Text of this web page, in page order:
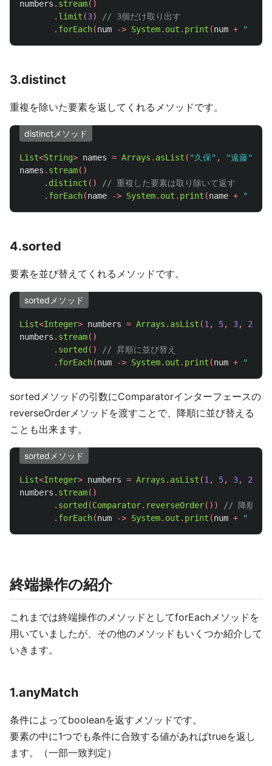
numbers . stream()
. limit (3)
// 3個だけ取り出す
. forEach(num -> System. out . print (num + " "
3.distinct
重複を除いた要素を返してくれるメソッドです。
distinctメソッド
List<String> names = Arrays . asList ( "久保" , "遠藤"
names . stream()
. distinct ()
// 重複した要素は取り除いて返す
. forEach(name -> System. out . print (name + " "
4.sorted
要素を並び替えてくれるメソッドです。
sortedメソッド
List<Integer> numbers = Arrays . asList (1 , 5, 3, 2
numbers . stream()
. sorted ()
// 昇順に並び替え
. forEach(num -> System. out . print (num + " "
sortedメソッドの引数にComparatorインターフェースの
reverseOrderメソッドを渡すことで、降順に並び替える
ことも出来ます。
sortedメソッド
List<Integer> numbers = Arrays . asList (1 , 5, 3, 2
numbers . stream()
. sorted (Comparator. reverseOrder())
// 降順に並
. forEach(num -> System. out . print (num + " "
終端操作の紹介
これまでは終端操作のメソッドとしてforEachメソッドを
用いていましたが、その他のメソッドもいくつか紹介して
いきます。
1.anyMatch
条件によってbooleanを返すメソッドです。
要素の中に1つでも条件に合致する値があればtrueを返し
ます。（一部一致判定）